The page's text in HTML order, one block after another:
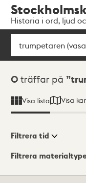
navigationen
huvudinnehållet
Historia i ord, ljud
Sök
Sökresultat
0 träffar på
Visa lista Visa
Visningsläge
Filtrera tid
Filtrera